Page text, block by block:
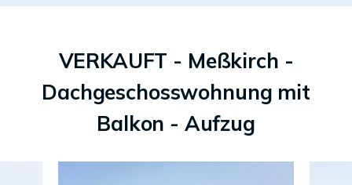
VERKAUFT - Meßkirch -
Dachgeschosswohnung mit
Balkon - Aufzug